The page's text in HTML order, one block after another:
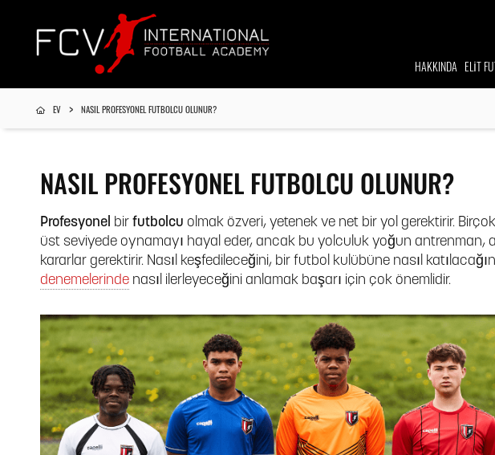
HAKKINDA ELİT
EV NASIL PROFESYONEL FUTBOLCU OLUNUR?
NASIL PROFESYONEL FUTBOLCU OLUNUR?
Profesyonel bir futbolcu olmak özveri, yetenek ve net bir yol gerektirir.
üst seviyede oynamayı hayal eder, ancak bu yolculuk yoğun antrenman,
kararlar gerektirir. Nasıl keşfedileceğini, bir futbol kulübüne nasıl
denemelerinde nasıl ilerleyeceğini anlamak başarı için çok önemlidir.